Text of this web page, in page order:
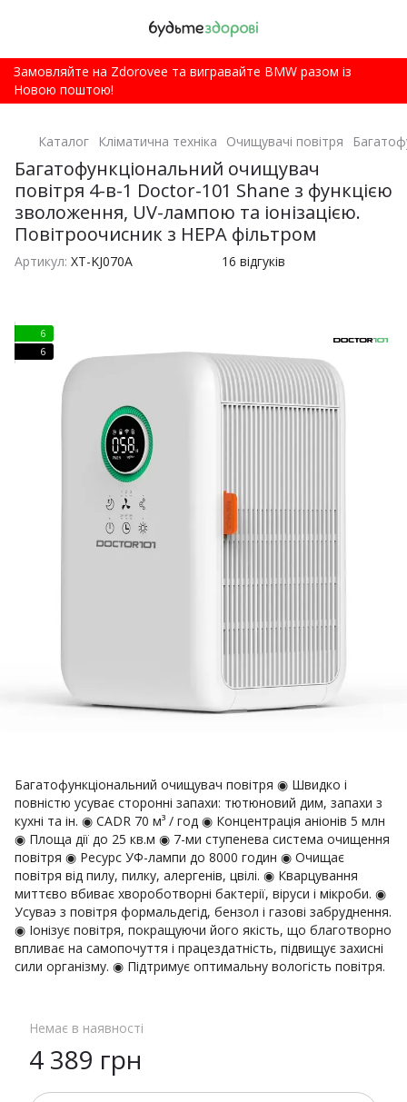
Замовляйте на Zdorovee та вигравайте BMW разом із
Новою поштою!
Каталог Кліматична техніка Очищувачі повітря
Багатофункціональний очищувач
повітря 4-в-1 Doctor-101 Shane з функцією
зволоження, UV-лампою та іонізацією.
Повітроочисник з HEPA фільтром
Артикул: ХТ-KJ070A 16 відгуків
6
6
Багатофункціональний очищувач повітря ◉ Швидко і
повністю усуває сторонні запахи: тютюновий дим, запахи з
кухні та ін. ◉ CADR 70 м³ / год ◉ Концентрація аніонів 5 млн
◉ Площа дії до 25 кв.м ◉ 7-ми ступенева система очищення
повітря ◉ Ресурс УФ-лампи до 8000 годин ◉ Очищає
повітря від пилу, пилку, алергенів, цвілі. ◉ Кварцування
миттєво вбиває хвороботворні бактерії, віруси і мікроби. ◉
Усуваэ з повітря формальдегід, бензол і газові забруднення.
◉ Іонізує повітря, покращуючи його якість, що благотворно
впливає на самопочуття і працездатність, підвищує захисні
сили організму. ◉ Підтримує оптимальну вологість повітря.
Немає в наявності
4 389 грн